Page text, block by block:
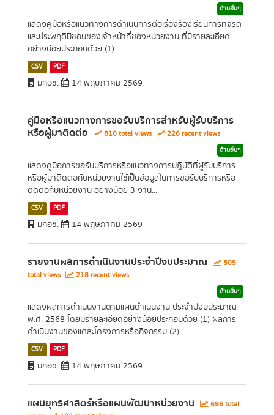
ด้านอื่นๆ
แสดงคู่มือหรือแนวทางการดำเนินการต่อเรื่องร้องเรียนการทุจริต
และประพฤติมิชอบของเจ้าหน้าที่ของหน่วยงาน ที่มีรายละเอียด
อย่างน้อยประกอบด้วย (1)...
CSV PDF
มกอช. 14 พฤษภาคม 2569
คู่มือหรือแนวทางการขอรับบริการสำหรับผู้รับบริการ
หรือผู้มาติดต่อ 810 total views 226 recent views
ด้านอื่นๆ
แสดงคู่มือการขอรับบริการหรือแนวทางการปฏิบัติที่ผู้รับบริการ
หรือผู้มาติดต่อกับหน่วยงานใช้เป็นข้อมูลในการขอรับบริการหรือ
ติดต่อกับหน่วยงาน อย่างน้อย 3 งาน...
CSV PDF
มกอช. 14 พฤษภาคม 2569
รายงานผลการดำเนินงานประจำปีงบประมาณ
805
total views
218 recent views
ด้านอื่นๆ
แสดงผลการดำเนินงานตามแผนดำเนินงาน ประจำปีงบประมาณ
พ.ศ. 2568 โดยมีรายละเอียดอย่างน้อยประกอบด้วย (1) ผลการ
ดำเนินงานของแต่ละโครงการหรือกิจกรรม (2)...
CSV PDF
มกอช. 14 พฤษภาคม 2569
แผนยุทธศาสตร์หรือแผนพัฒนาหน่วยงาน
696 total